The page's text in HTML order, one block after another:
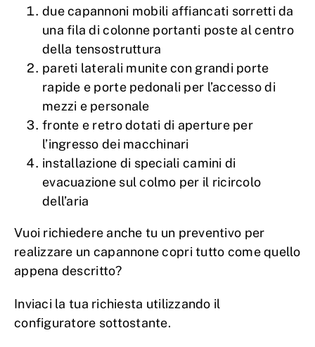
due capannoni mobili affiancati sorretti da
una fila di colonne portanti poste al centro
della tensostruttura
pareti laterali munite con grandi porte
rapide e porte pedonali per l’accesso di
mezzi e personale
fronte e retro dotati di aperture per
l’ingresso dei macchinari
installazione di speciali camini di
evacuazione sul colmo per il ricircolo
dell’aria
Vuoi richiedere anche tu un preventivo per
realizzare un capannone copri tutto come quello
appena descritto?
Inviaci la tua richiesta utilizzando il
configuratore sottostante.